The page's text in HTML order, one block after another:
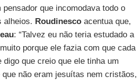
que incomodava todo o
alheios. Roudinescoacentua que,
: “Talvez eu não teria estudado a
porque ele fazia com que cada
que creio que ele tinha um
não eram jesuítas nem cristãos,